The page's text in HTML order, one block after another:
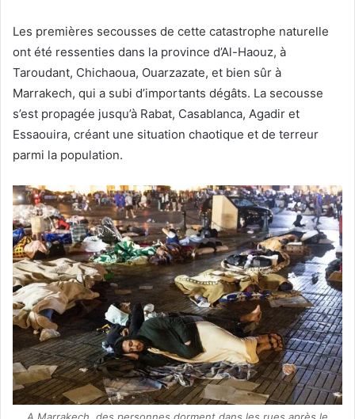
Les premières secousses de cette catastrophe naturelle
ont été ressenties dans la province d’Al-Haouz, à
Taroudant, Chichaoua, Ouarzazate, et bien sûr à
Marrakech, qui a subi d’importants dégâts. La secousse
s’est propagée jusqu’à Rabat, Casablanca, Agadir et
Essaouira, créant une situation chaotique et de terreur
parmi la population.